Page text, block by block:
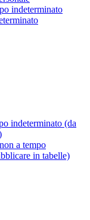
indeterminato
indeterminato (da
a tempo
in tabelle)